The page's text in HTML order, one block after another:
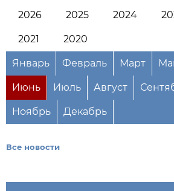
2026 2025 2024
2021 2020
Январь Февраль Март
Июнь Июль Август
Ноябрь Декабрь
Все новости